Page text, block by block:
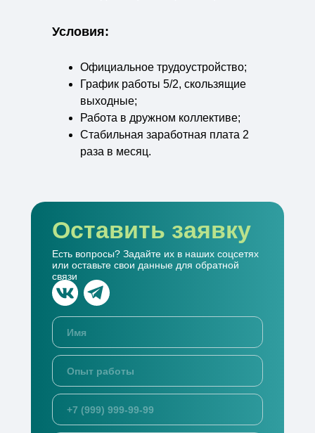
Официальное трудоустройство;
График работы 5/2, скользящие
выходные;
Работа в дружном коллективе;
Стабильная заработная плата 2
раза в месяц.
Условия:
Оставить заявку
Есть вопросы? Задайте их в наших соцсетях
или оставьте свои данные для обратной
связи
+7 (800) 550-53-07
г. Краснодар, ул. 2-я Ямальская, д. 1→
ООО СЗ Градстройпроект
tender@office-krasnodar.ru
Отдел снабжения